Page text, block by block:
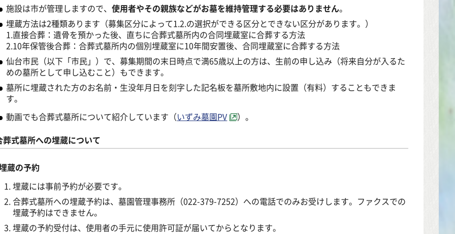
施設は市が管理しますので、使用者やその親族などがお墓を維持管理する必要はありません。
埋蔵方法は2種類あります（募集区分によって1.2.の選択ができる区分とできない区分があります。）
1.直接合葬：遺骨を預かった後、直ちに合葬式墓所内の合同埋蔵室に合葬する方法
2.10年保管後合葬：合葬式墓所内の個別埋蔵室に10年間安置後、合同埋蔵室に合葬する方法
仙台市民（以下「市民」）で、募集期間の末日時点で満65歳以上の方は、生前の申し込み（将来自分が入るた
めの墓所として申し込むこと）もできます。
墓所に埋蔵された方のお名前・生没年月日を刻字した記名板を墓所敷地内に設置（有料）することもできま
す。
動画でも合葬式墓所について紹介しています（いずみ墓園PV
）。
葬式墓所への埋蔵について
蔵の予約
埋蔵には事前予約が必要です。
合葬式墓所への埋蔵予約は、墓園管理事務所（022-379-7252）への電話でのみお受けします。ファクスでの
埋蔵予約はできません。
埋蔵の予約受付は、使用者の手元に使用許可証が届いてからとなります。